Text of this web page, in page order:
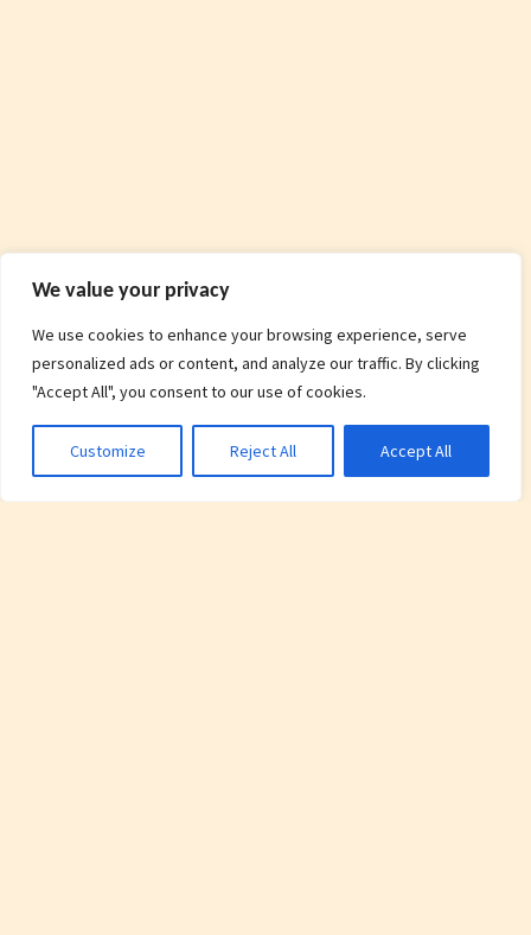
We value your privacy
We use cookies to enhance your browsing experience, serve
personalized ads or content, and analyze our traffic. By clicking
"Accept All", you consent to our use of cookies.
Customize Reject All Accept All